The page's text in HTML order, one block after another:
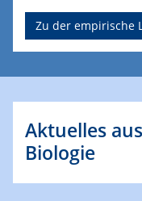
Zu der empirische
Aktuelles
Biologie